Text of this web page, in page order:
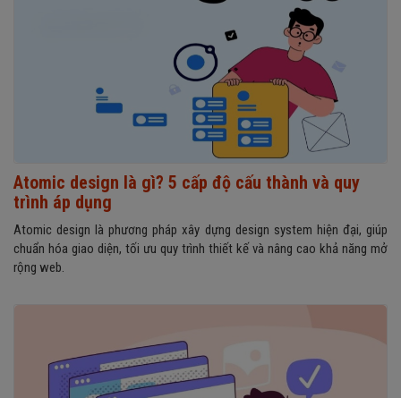
Atomic design là gì? 5 cấp độ cấu thành và quy
trình áp dụng
Atomic design là phương pháp xây dựng design system hiện đại, giúp
chuẩn hóa giao diện, tối ưu quy trình thiết kế và nâng cao khả năng mở
rộng web.